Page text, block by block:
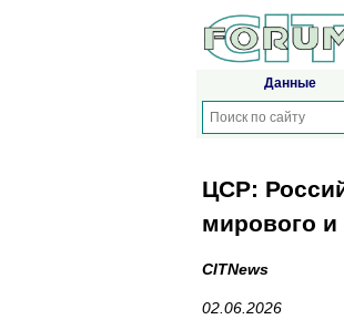
Данные
ЦСР:
мирового и
CITNews
02.06.2026